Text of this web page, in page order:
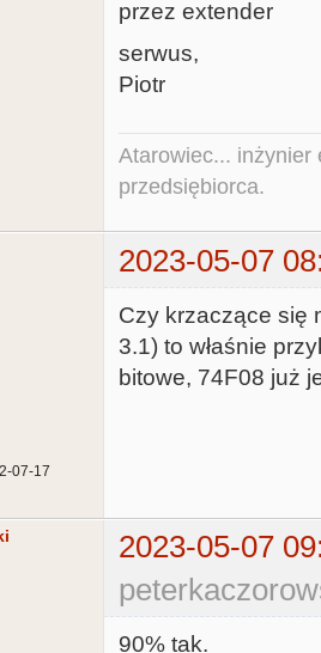
przez extender
serwus,
Piotr
Atarowiec... inżynier
przedsiębiorca.
2023-05-07
07-17
Czy krzaczące się
3.1) to właśnie
bitowe, 74F08 już
2023-05-07
90% tak.